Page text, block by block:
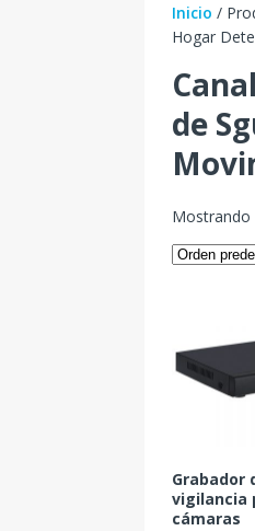
Inicio /
Hogar
de
Mostrando
Grabador
vigilancia
cámaras